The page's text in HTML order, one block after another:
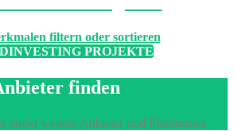
filtern oder sortieren
PROJEKTE
finden
direkt weitere Anbieter und Plattformen